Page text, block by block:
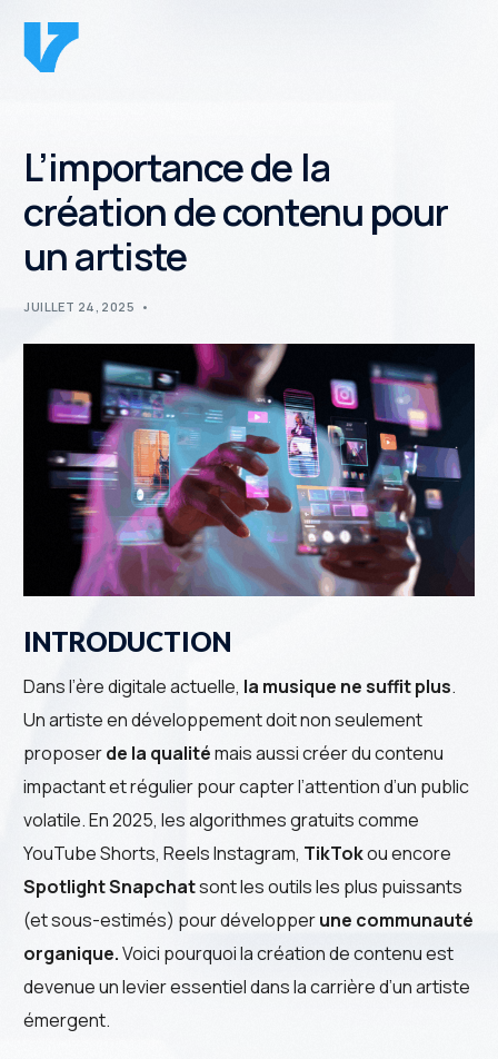
L’importance de la
création de contenu pour
un artiste
JUILLET 24, 2025
INTRODUCTION
Dans l’ère digitale actuelle, la musique ne suffit plus.
Un artiste en développement doit non seulement
proposerde la qualitémais aussi créer du contenu
impactant et régulier pour capter l’attention d’un public
volatile. En 2025, les algorithmes gratuits comme
YouTube Shorts, Reels Instagram, TikTokou encore
Spotlight Snapchatsont les outils les plus puissants
(et sous-estimés) pour développerune communauté
organique.Voici pourquoi la création de contenu est
devenue un levier essentiel dans la carrière d’un artiste
émergent.